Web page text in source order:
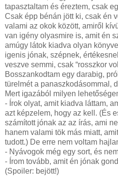
tapasztaltam és éreztem, csak
Csak épp bénán jött ki, csak én
valami az okok között, amiről
van igény olyasmire is, amit én
amúgy látok kiadva olyan
igenis jónak, szépnek,
veszve semmi, csak “rosszkor
Bosszankodtam egy darabig,
türelmét a panaszkodásommal,
Mert igazából milyen
- Írok olyat, amit kiadva láttam,
azt képzelem, hogy az kell. (És
számított jónak az az írás, ami
hanem valami tök más miatt,
tudott.) De erre nem voltam
- Nyávogok még egy sort, és
- Írom tovább, amit én jónak
(Spoiler: bejött!)